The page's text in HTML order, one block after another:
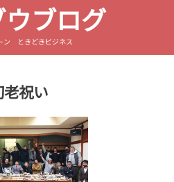
ウブログ
ン ときどきビジネス
老祝い